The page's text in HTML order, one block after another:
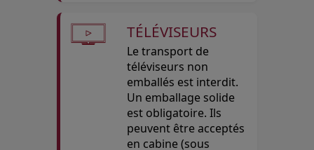
TÉLÉVISEURS
Le transport de
téléviseurs non
emballés est interdit.
Un emballage solide
est obligatoire. Ils
peuvent être acceptés
en cabine (sous